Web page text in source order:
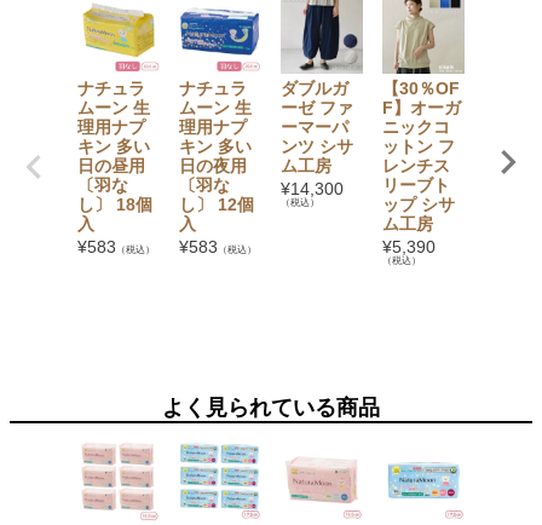
ナチュラ
ムーン 生
理用ナプ
キン 多い
日の昼用
〔羽な
し〕 18個
入
¥583 （税込）
ナチュラ
ムーン 生
理用ナプ
キン 多い
日の夜用
〔羽な
し〕 12個
入
¥583 （税込）
ダブルガ
ーゼ ファ
ーマーパ
ンツ シサ
ム工房
¥14,300
（税込）
【30％OF
F】オーガ
ニックコ
ットン フ
レンチス
リーブト
ップ シサ
ム工房
¥5,390
（税込）
フワリ
トー
よく見られている商品